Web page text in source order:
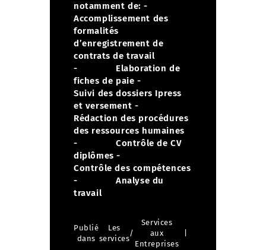
notamment de: -
Accomplissement des
formalités
d’enregistrement de
contrats de travail
- Elaboration de
fiches de paie -
Suivi des dossiers Ipress
et versement -
Rédaction des procédures
des ressources humaines
- Contrôle de CV
diplômes -
Contrôle des compétences
- Analyse du
travail
Publié
dans
Les
services
/
Services
aux
Entreprises